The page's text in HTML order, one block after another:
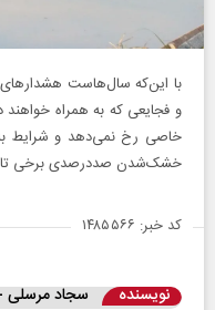
با این‌که سال‌هاست
و فجایعی که به همراه
خاصی رخ نمی‌دهد و شرایط
خشک‌شدن صددرصدی برخی
کد خبر: ۱۴۸۵۵۶۶
نویسنده سجاد مرسلی -